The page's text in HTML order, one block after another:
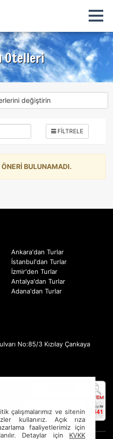
çalışmalarımız ve sitenin
kullanırız. Açık rıza
faaliyetlerimiz için
Detaylar için KVKK
belirleyin.
,çerez kullanımve
temel site işlevleri için
site düzgün çalışmaz ve
olduğunu ve
anlamamıza
reklamlar göstermek için
görmeye devam
Kaydet
Otelleri
değiştirin
FİLTRELE
ÖNERİ BULUNAMADI.
Ankara'dan Turlar
İstanbul'dan Turlar
İzmir'den Turlar
Antalya'dan Turlar
Adana'dan Turlar
No:85/3 Kızılay Çankaya